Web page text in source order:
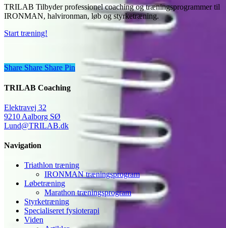
TRILAB Tilbyder professionel coaching og træningsprogrammer til
IRONMAN, halvironman, løb og styrketræning.
Start træning!
Share
Share Share Share Pin
TRILAB Coaching
Elektravej 32
9210 Aalborg SØ
Lund@TRILAB.dk
Navigation
Triathlon træning
IRONMAN træningsprogram
Løbetræning
Marathon træningsprogram
Styrketræning
Specialiseret fysioterapi
Viden